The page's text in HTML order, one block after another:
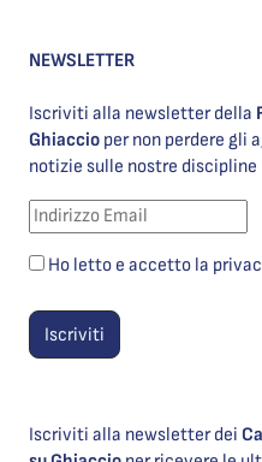
NEWSLETTER
Iscriviti alla newsletter della
Ghiaccio per non perdere gli
notizie sulle nostre discipline
Ho letto e accetto la
Iscriviti alla newsletter dei